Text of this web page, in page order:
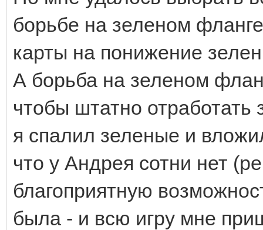
борьбе на зеленом
карты на понижение
А борьба на зеленом
чтобы штатно отработать
я спалил зеленые и
что у Андрея сотни нет
благоприятную
была - и всю игру мне